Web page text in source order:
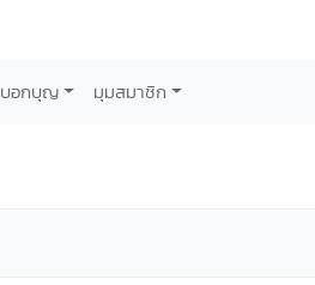
บอกบุญ มุมสมาชิก